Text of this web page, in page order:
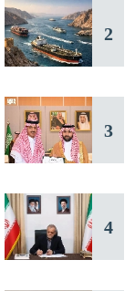
2
3
4